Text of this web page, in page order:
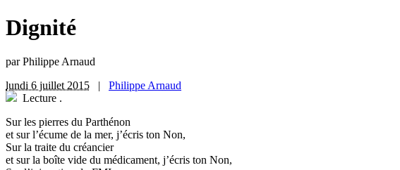
Dignité
par Philippe Arnaud
lundi 6 juillet 2015 | Philippe Arnaud
Lecture .
Sur les pierres du Parthénon
et sur l’écume de la mer, j’écris ton Non,
Sur la traite du créancier
et sur la boîte vide du médicament, j’écris ton Non,